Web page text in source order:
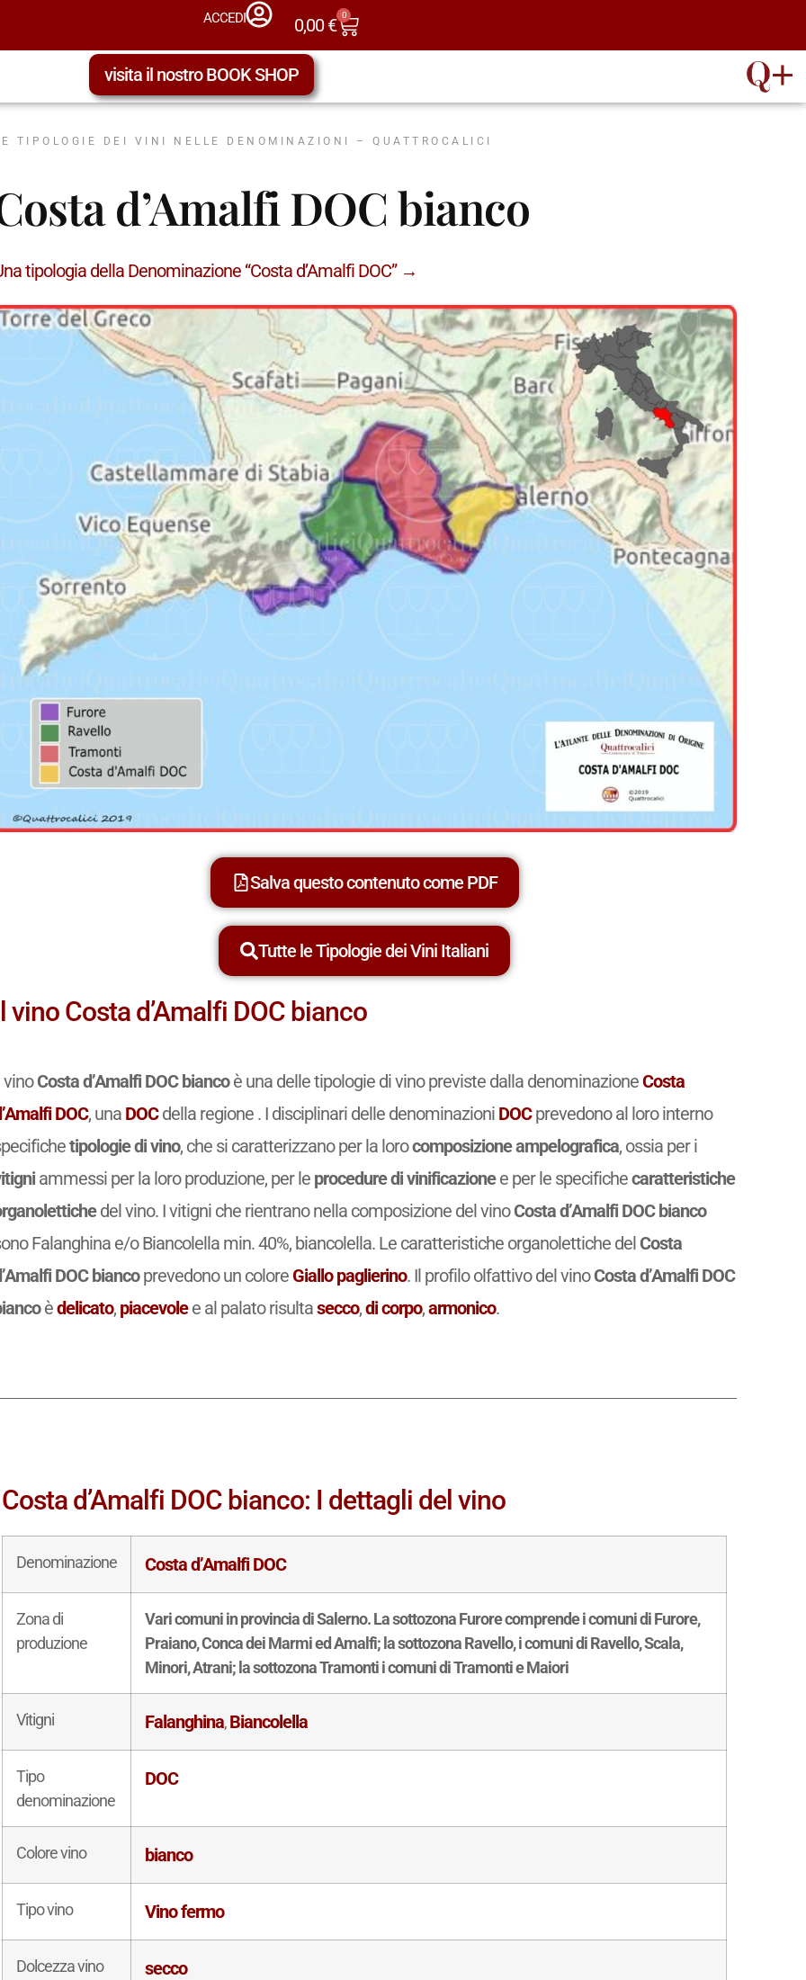
ACCEDI 0,00€ 0
visita il nostro BOOK SHOP
TIPOLOGIE DEI VINI NELLE DENOMINAZIONI – QUATTROCALICI
d’Amalfi DOC bianco
tipologia della Denominazione “Costa d’Amalfi DOC” →
Salva questo contenuto come PDF
Tutte le Tipologie dei Vini Italiani
vino Costa d’Amalfi DOC bianco
vinoCosta d’Amalfi DOC biancoè una delle tipologie di vino previste dalla denominazioneCosta
DOC, una DOCdella regione . I disciplinari delle denominazioni DOCprevedono al loro interno
tipologie di vino, che si caratterizzano per la lorocomposizione ampelografica, ossia per i
ammessi per la loro produzione, per le procedure di vinificazionee per le specifichecaratteristiche
del vino. I vitigni che rientrano nella composizione del vinoCosta d’Amalfi DOC bianco
Falanghina e/o Biancolella min. 40%, biancolella. Le caratteristiche organolettiche del Costa
DOC biancoprevedono un colore Giallo paglierino. Il profilo olfattivo del vinoCosta d’Amalfi DOC
èdelicato, piacevolee al palato risultasecco,di corpo,armonico.
Costa d’Amalfi DOC bianco: I dettagli del vino
Denominazione Costa d’Amalfi DOC
Zona di
produzione
Vari comuni in provincia di Salerno. La sottozona Furore comprende i comuni di Furore,
Praiano, Conca dei Marmi ed Amalfi; la sottozona Ravello, i comuni di Ravello, Scala,
Minori, Atrani; la sottozona Tramonti i comuni di Tramonti e Maiori
Vitigni Falanghina,Biancolella
Tipo
denominazione
DOC
Colore vino bianco
Tipo vino Vino fermo
Dolcezza vino secco